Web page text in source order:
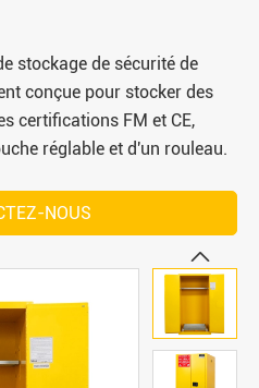
stockage de sécurité de
conçue pour stocker des
certifications FM et CE,
réglable et d'un rouleau.
NOUS
